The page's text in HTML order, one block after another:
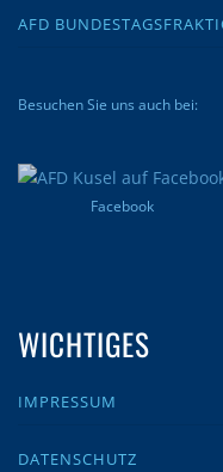
AFD
Besuchen Sie uns auch bei:
Facebook
WICHTIGES
IMPRESSUM
DATENSCHUTZ